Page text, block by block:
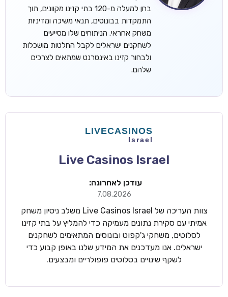
בחן למעלה מ-120 בתי קזינו מקוונים, תוך
התמקדות בבונוסים, תנאי משיכה ומדיניות
משחק אחראי. הניתוחים שלו מסייעים
לשחקנים ישראלים לקבל החלטות מושכלות
ולבחור קזינו באינטרנט שמתאים לצרכים
שלהם.
Live Casinos Israel
עודכן לאחרונה:
7.08.2026
צוות העריכה של Live Casinos Israel משלב ניסיון משחק
אמיתי עם סקירת נתונים מעמיקה כדי להמליץ על בתי קזינו
לסלוטים, משחקי ג'קפוט ובונוסים המתאימים לשחקנים
ישראלים. אנו מעדכנים את המידע שלנו באופן קבוע כדי
לשקף שינויים בסלוטים פופולריים ומבצעים.